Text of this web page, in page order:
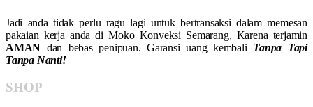
Jadi anda tidak perlu ragu lagi untuk bertransaksi dalam memesan
pakaian kerja anda di Moko Konveksi Semarang, Karena terjamin
AMAN dan bebas penipuan. Garansi uang kembali Tanpa Tapi
Tanpa Nanti!
SHOP